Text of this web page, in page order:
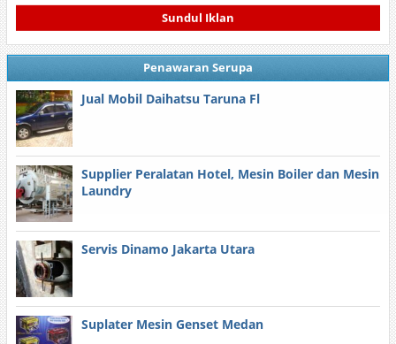
Sundul Iklan
Penawaran Serupa
Jual Mobil Daihatsu Taruna Fl
Supplier Peralatan Hotel, Mesin Boiler dan Mesin
Laundry
Servis Dinamo Jakarta Utara
Suplater Mesin Genset Medan